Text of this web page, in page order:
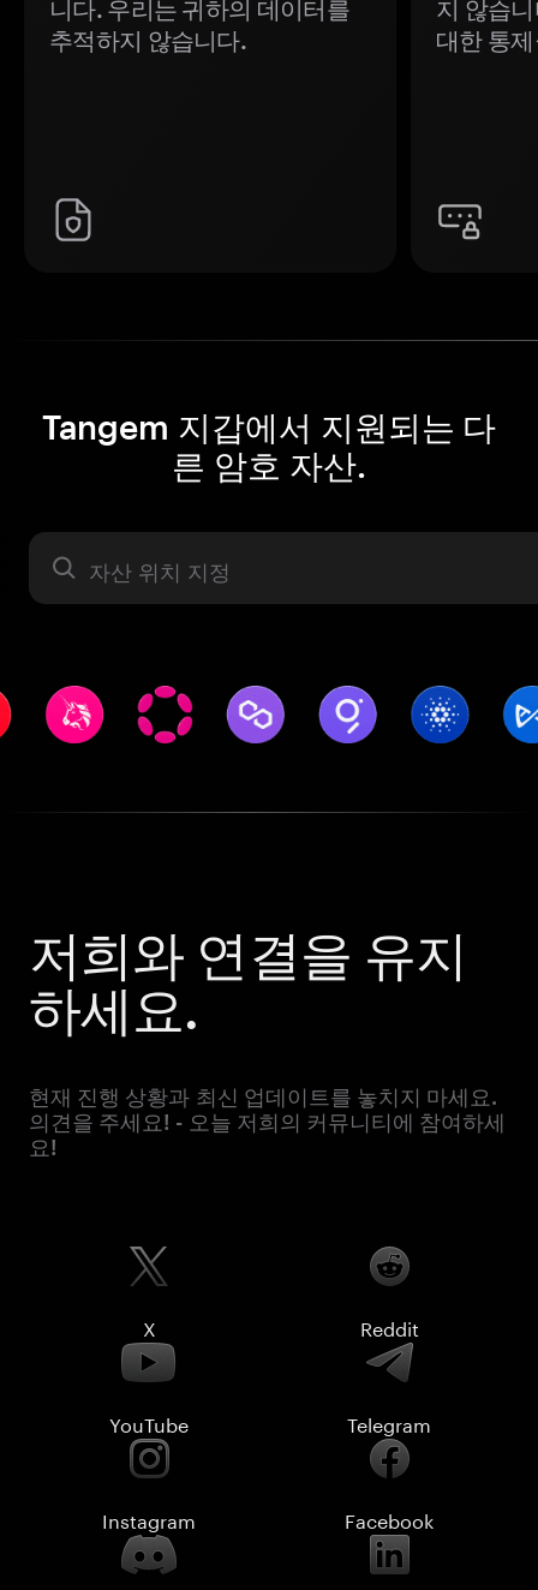
니다. 우리는 귀하의 데이터를
추적하지 않습니다.
지 않습
대한 통
Tangem 지갑에서 지원되는 다
른 암호 자산.
자산 라벨
저희와 연결을 유지
하세요.
현재 진행 상황과 최신 업데이트를 놓치지 마세요.
의견을 주세요! - 오늘 저희의 커뮤니티에 참여하세
요!
X Reddit
YouTube Telegram
Instagram Facebook